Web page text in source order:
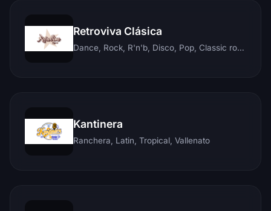
Retroviva Clásica
Dance, Rock, R'n'b, Disco, Pop, Classic rock, Techno, Reggae
Kantinera
Ranchera, Latin, Tropical, Vallenato